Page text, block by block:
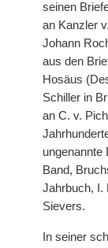
seinen
an Kanzler
Johann
aus den
Hosäus
Schiller in
an C. v.
ungenannte
Band,
Jahrbuch, I.
Sievers.
In seiner